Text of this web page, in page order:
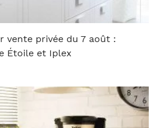
vente privée du 7 août :
Étoile et Iplex